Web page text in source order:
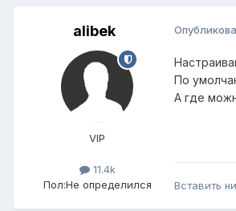
alibek
VIP
11.4k
Пол:Не определился
По
А где
Вставить